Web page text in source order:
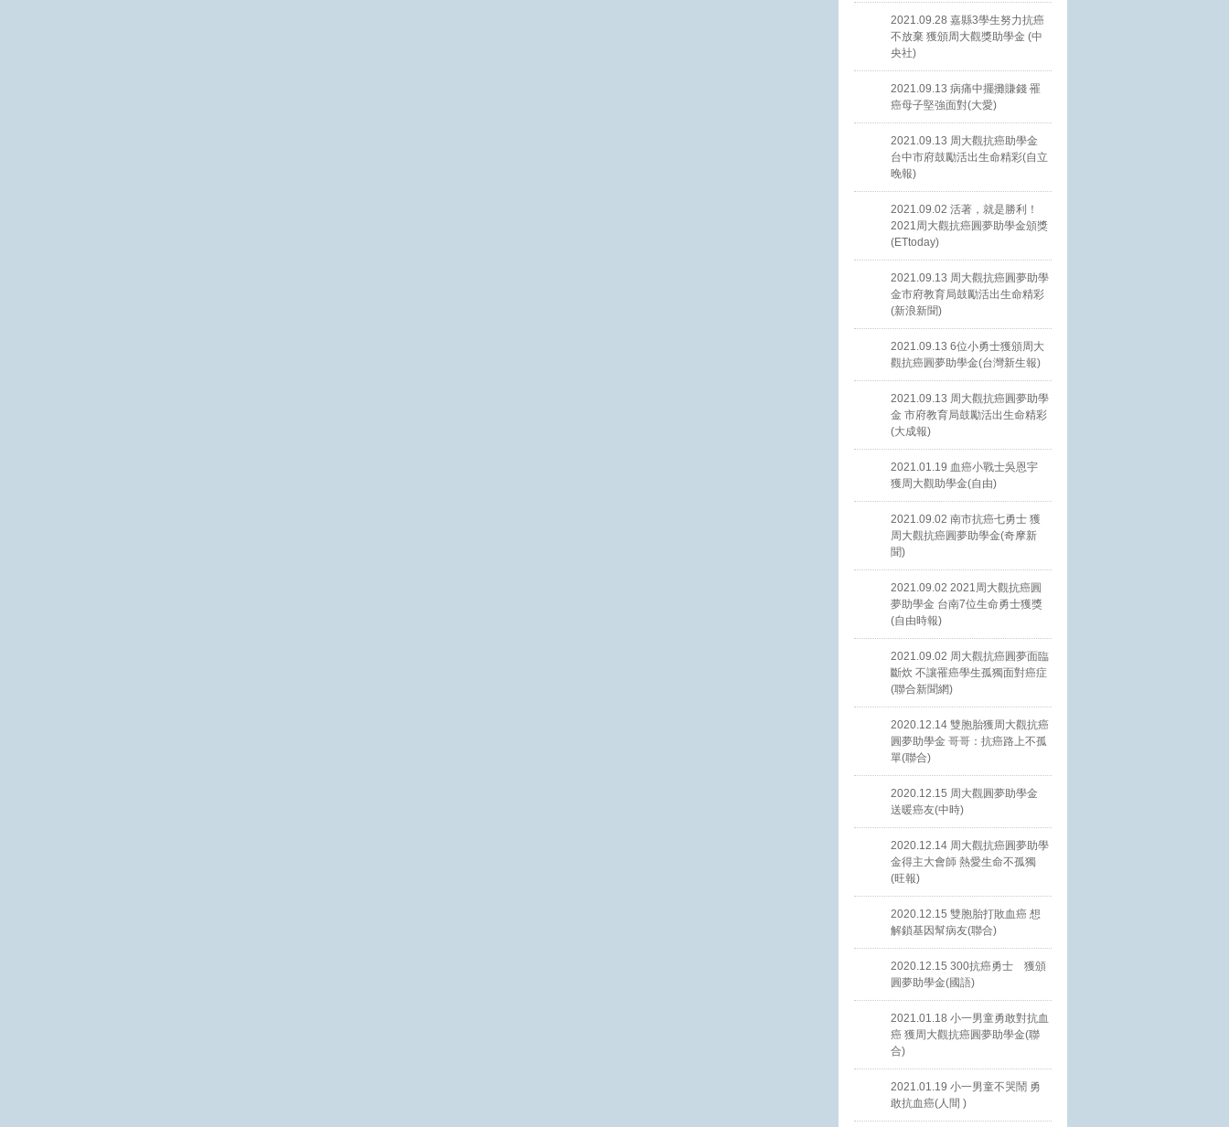
2021.09.28 嘉縣3學生努力抗癌
不放棄 獲頒周大觀獎助學金 (中
央社)
2021.09.13 病痛中擺攤賺錢 罹
癌母子堅強面對(大愛)
2021.09.13 周大觀抗癌助學金
台中市府鼓勵活出生命精彩(自立
晚報)
2021.09.02 活著，就是勝利！
2021周大觀抗癌圓夢助學金頒獎
(ETtoday)
2021.09.13 周大觀抗癌圓夢助學
金市府教育局鼓勵活出生命精彩
(新浪新聞)
2021.09.13 6位小勇士獲頒周大
觀抗癌圓夢助學金(台灣新生報)
2021.09.13 周大觀抗癌圓夢助學
金 市府教育局鼓勵活出生命精彩
(大成報)
2021.01.19 血癌小戰士吳恩宇
獲周大觀助學金(自由)
2021.09.02 南市抗癌七勇士 獲
周大觀抗癌圓夢助學金(奇摩新
聞)
2021.09.02 2021周大觀抗癌圓
夢助學金 台南7位生命勇士獲獎
(自由時報)
2021.09.02 周大觀抗癌圓夢面臨
斷炊 不讓罹癌學生孤獨面對癌症
(聯合新聞網)
2020.12.14 雙胞胎獲周大觀抗癌
圓夢助學金 哥哥：抗癌路上不孤
單(聯合)
2020.12.15 周大觀圓夢助學金
送暖癌友(中時)
2020.12.14 周大觀抗癌圓夢助學
金得主大會師 熱愛生命不孤獨
(旺報)
2020.12.15 雙胞胎打敗血癌 想
解鎖基因幫病友(聯合)
2020.12.15 300抗癌勇士 獲頒
圓夢助學金(國語)
2021.01.18 小一男童勇敢對抗血
癌 獲周大觀抗癌圓夢助學金(聯
合)
2021.01.19 小一男童不哭鬧 勇
敢抗血癌(人間 )